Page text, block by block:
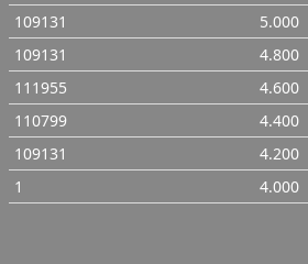
109131
5.000
109131
4.800
111955
4.600
110799
4.400
109131
4.200
1
4.000